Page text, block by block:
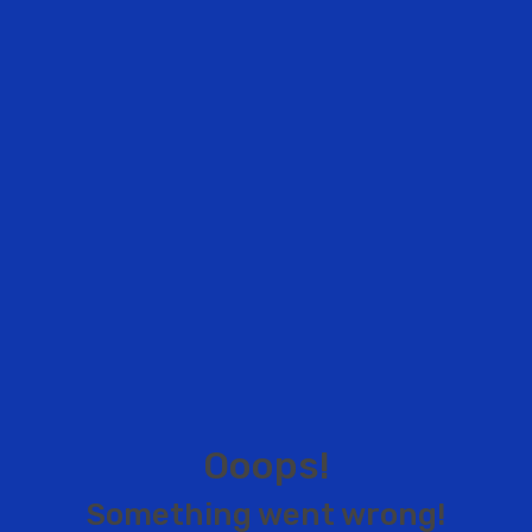
Ooops!
Something went wrong!